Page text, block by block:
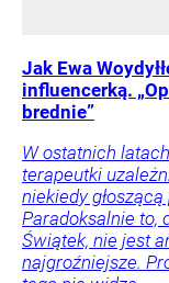
Jak Ewa
influencerką.
brednie”
W ostatnich
terapeutki
niekiedy
Paradoksalnie to,
Świątek, nie jest
najgroźniejsze.